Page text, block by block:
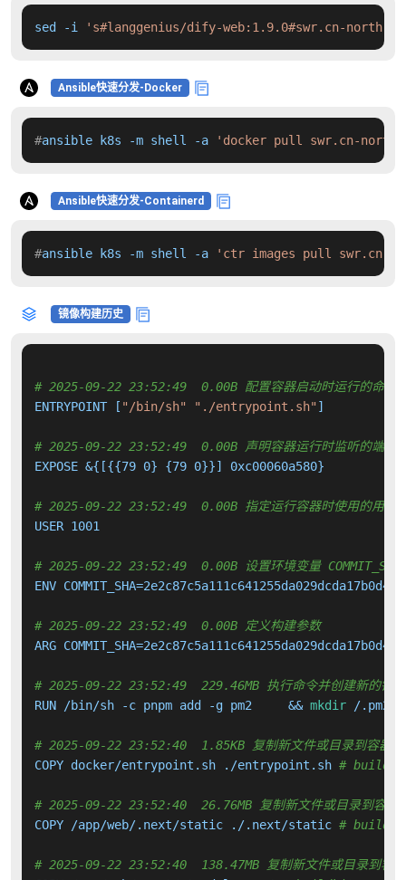
sed -i 's#langgenius/dify-web:1.9.0#swr.cn-north-
Ansible快速分发-Docker
#ansible k8s -m shell -a 'docker pull swr.cn-north-
Ansible快速分发-Containerd
#ansible k8s -m shell -a 'ctr images pull swr.cn-
镜像构建历史
# 2025-09-22 23:52:49  0.00B 配置容器启动时运行的命令
ENTRYPOINT [ "/bin/sh" "./entrypoint.sh" ]
# 2025-09-22 23:52:49  0.00B 声明容器运行时监听的端口
EXPOSE &{[{{79 0} {79 0}}] 0xc00060a580}
# 2025-09-22 23:52:49  0.00B 指定运行容器时使用的用户
USER 1001
# 2025-09-22 23:52:49  0.00B 设置环境变量 COMMIT_SHA
ENV
# 2025-09-22 23:52:49  0.00B 定义构建参数
ARG
# 2025-09-22 23:52:49  229.46MB 执行命令并创建新的镜
RUN /bin/sh -c pnpm add -g pm2     && mkdir /.pm2
# 2025-09-22 23:52:40  1.85KB 复制新文件或目录到容器中
COPY docker/entrypoint.sh ./entrypoint.sh #
# 2025-09-22 23:52:40  26.76MB 复制新文件或目录到容器
COPY /app/web/.next/static ./.next/static #
# 2025-09-22 23:52:40  138.47MB 复制新文件或目录到容